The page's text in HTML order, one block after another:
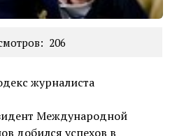
206
журналиста
Международной
добился успехов в